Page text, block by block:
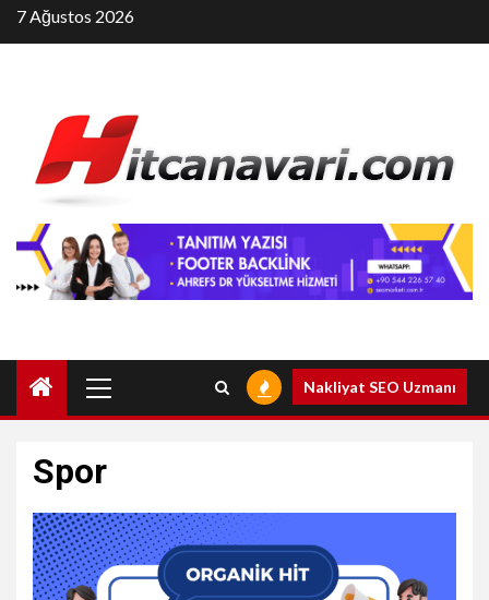
Skip
to
7 Ağustos 2026
Menu
Nakliyat SEO Uzmanı
Spor